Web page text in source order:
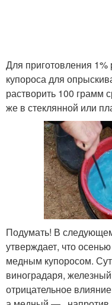
Для приготовления 1%
купороса для
растворить 100 грамм
же в стеклянной или
Подумать! В
утверждает, что
медным купоросом.
виноградаря,
отрицательное